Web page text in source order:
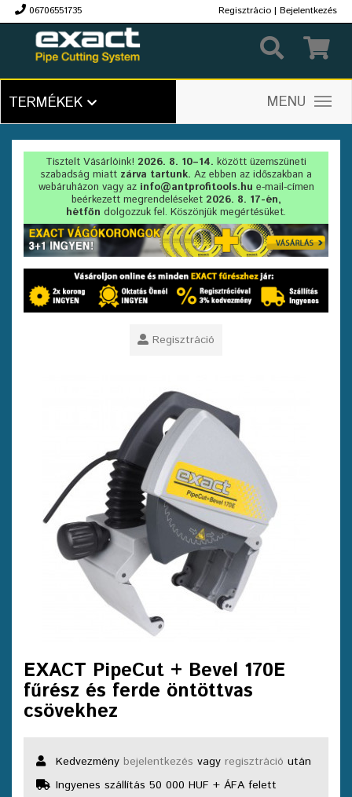
06706551735 Regisztrácio | Bejelentkezés
TERMÉKEK MENU
Tisztelt Vásárlóink! 2026. 8. 10–14. között üzemszüneti
szabadság miatt zárva tartunk. Az ebben az időszakban a
webáruházon vagy az info@antprofitools.hu e-mail-címen
beérkezett megrendeléseket 2026. 8. 17-én,
hétfőn dolgozzuk fel. Köszönjük megértésüket.
Regisztráció
EXACT PipeCut + Bevel 170E
fűrész és ferde öntöttvas
csövekhez
Kedvezmény bejelentkezés vagy regisztráció után
Ingyenes szállítás 50 000 HUF + ÁFA felett